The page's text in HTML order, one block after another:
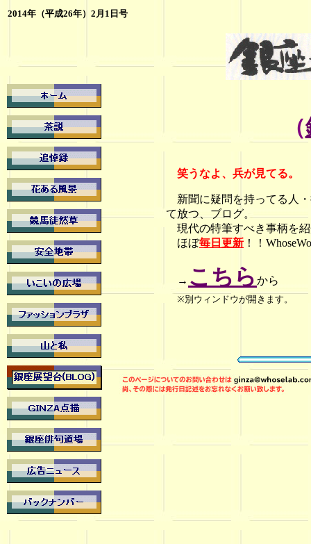
2014年（平成26年）2月 1日号
（
笑うなよ 、兵が見てる。
新聞に疑問を持ってる人
て放つ、ブログ。
現代の特筆すべき事柄を
ほぼ毎日更新 ！！
→ こちら から
※別ウィンドウが開きます。